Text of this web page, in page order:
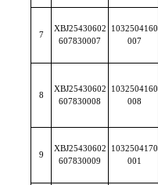
7
XBJ25430602
607830007
1032504160
007
8
XBJ25430602
607830008
1032504160
008
9
XBJ25430602
607830009
1032504170
001